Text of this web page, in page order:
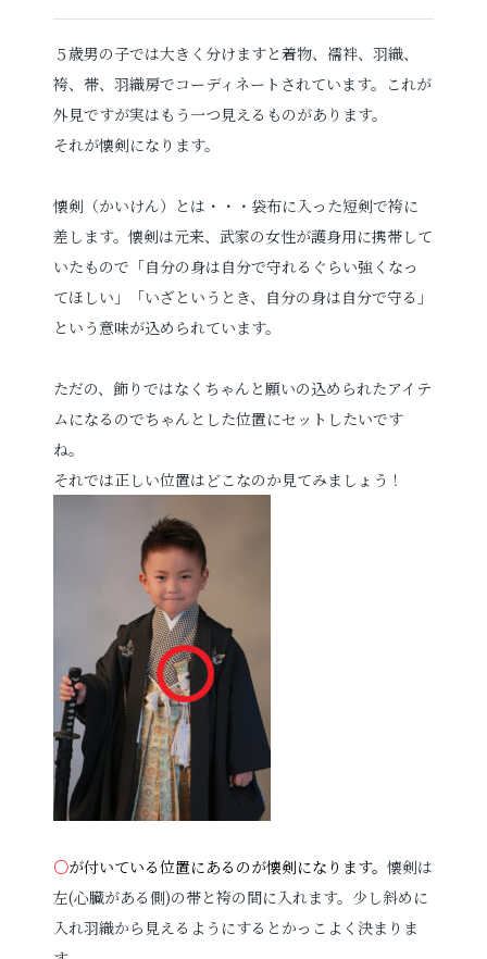
５歳男の子では大きく分けますと着物、襦袢、羽織、
袴、帯、羽織房でコーディネートされています。これが
外見ですが実はもう一つ見えるものがあります。
それが懐剣になります。
懐剣（かいけん）とは・・・袋布に入った短剣で袴に
差します。懐剣は元来、武家の女性が護身用に携帯して
いたもので「自分の身は自分で守れるぐらい強くなっ
てほしい」「いざというとき、自分の身は自分で守る」
という意味が込められています。
ただの、飾りではなくちゃんと願いの込められたアイテ
ムになるのでちゃんとした位置にセットしたいです
ね。
それでは正しい位置はどこなのか見てみましょう！
○が付いている位置にあるのが懐剣になります。懐剣は
左(心臓がある側)の帯と袴の間に入れます。少し斜めに
入れ羽織から見えるようにするとかっこよく決まりま